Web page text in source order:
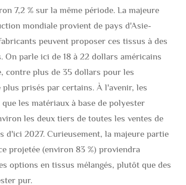
7,2 % sur la même période. La majeure
mondiale provient de pays d'Asie-
peuvent proposer ces tissus à des
On parle ici de 18 à 22 dollars américains
contre plus de 35 dollars pour les
plus prisés par certains. À l'avenir, les
les matériaux à base de polyester
les deux tiers de toutes les ventes de
d'ici 2027. Curieusement, la majeure partie
projetée (environ 83 %) proviendra
options en tissus mélangés, plutôt que des
pur.